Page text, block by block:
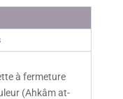
à fermeture
(Ahkâm at-